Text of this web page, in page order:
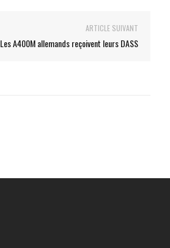
ARTICLE SUIVANT
Les A400M allemands reçoivent leurs DASS